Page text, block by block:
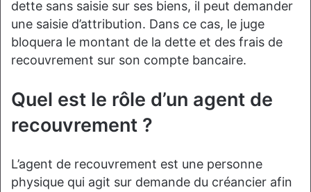
dette sans saisie sur ses biens, il peut demander
une saisie d’attribution. Dans ce cas, le juge
bloquera le montant de la dette et des frais de
recouvrement sur son compte bancaire.
Quel est le rôle d’un agent de
recouvrement ?
L’agent de recouvrement est une personne
physique qui agit sur demande du créancier afin